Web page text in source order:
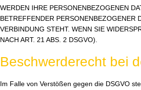
WERDEN IHRE PERSONENBEZOGENEN
BETREFFENDER PERSONENBEZOGENER
VERBINDUNG STEHT. WENN SIE
NACH ART. 21 ABS. 2 DSGVO).
Beschwerderecht bei
Im Falle von Verstößen gegen die DSGVO